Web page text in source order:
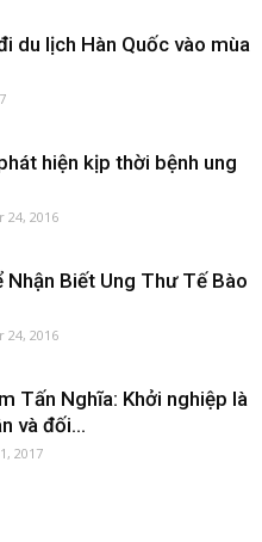
du lịch Hàn Quốc vào mùa
hiện kịp thời bệnh ung
24, 2016
Nhận Biết Ung Thư Tế Bào
24, 2016
Tấn Nghĩa: Khởi nghiệp là
và đối...
2017